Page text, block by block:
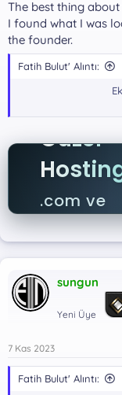
The best thing
I found what I was
the founder.
Fatih Bulut' Alıntı:
Güzel
.com ve
.net
sungun
Yeni Üye
7 Kas 2023
Fatih Bulut' Alıntı: